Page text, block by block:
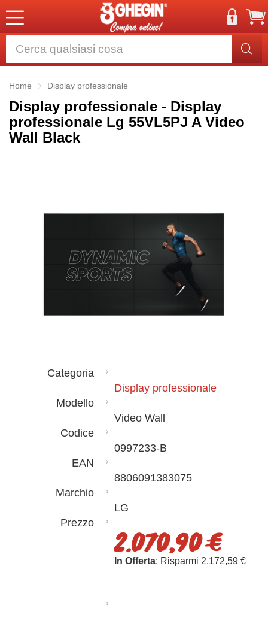
Home Display professionale
Display professionale - Display
professionale Lg 55VL5PJ A Video
Wall Black
Categoria
Display professionale
Modello
Video Wall
Codice
0997233-B
EAN
8806091383075
Marchio
LG
Prezzo
2.070,90 €
In Offerta: Risparmi 2.172,59 €